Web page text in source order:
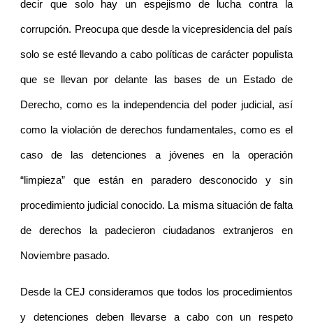
decir que solo hay un espejismo de lucha contra la
corrupción. Preocupa que desde la vicepresidencia del país
solo se esté llevando a cabo políticas de carácter populista
que se llevan por delante las bases de un Estado de
Derecho, como es la independencia del poder judicial, así
como la violación de derechos fundamentales, como es el
caso de las detenciones a jóvenes en la operación
“limpieza” que están en paradero desconocido y sin
procedimiento judicial conocido. La misma situación de falta
de derechos la padecieron ciudadanos extranjeros en
Noviembre pasado.
Desde la CEJ consideramos que todos los procedimientos
y detenciones deben llevarse a cabo con un respeto